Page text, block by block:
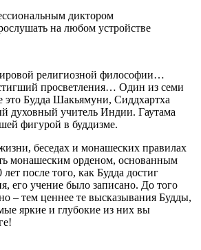
диктором
на любом устройстве
религиозной философии…
просветления… Один из семи
Будда Шакьямуни, Сиддхартха
духовный учитель Индии. Гаутама
фигурой в буддизме.
беседах и монашеских правилах
монашеским орденом, основанным
после того, как Будда достиг
его учение было записано. До того
– тем ценнее те высказывания Будды,
яркие и глубокие из них вы